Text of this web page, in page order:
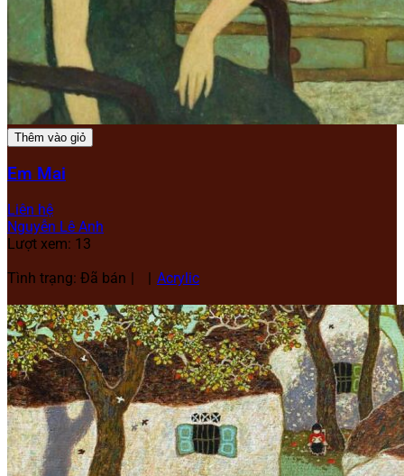
Thêm vào giỏ
Em Mai
Liên hệ
Nguyễn Lê Anh
Lượt xem: 13
Tình trạng: Đã bán
Acrylic